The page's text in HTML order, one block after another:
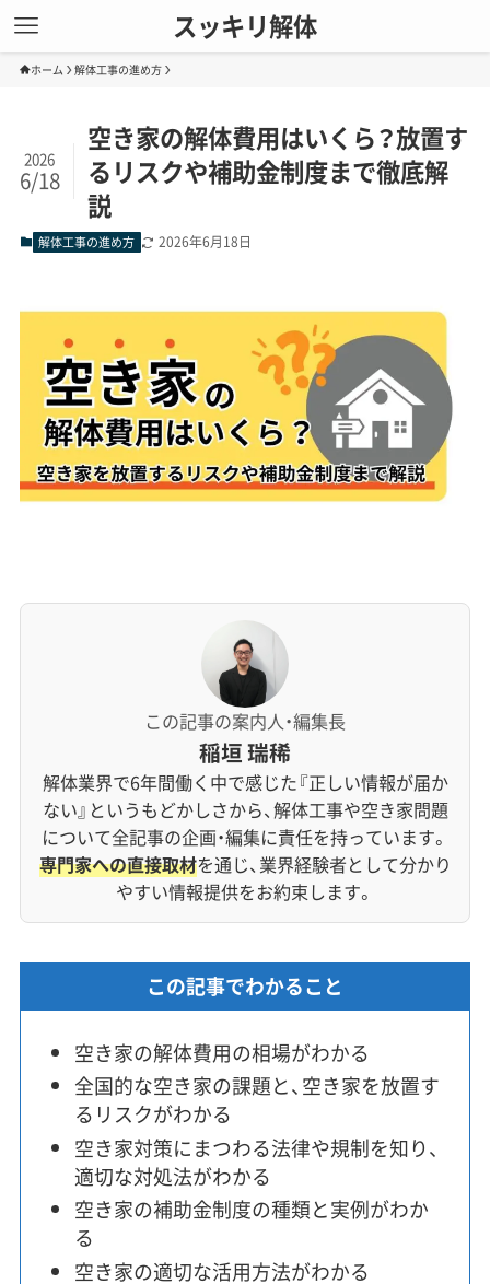
スッキリ解体
ホーム 解体工事の進め方
空き家の解体費用はいくら？放置す
るリスクや補助金制度まで徹底解
説
2026
6/18
解体工事の進め方 2026年6月18日
この記事の案内人・編集長
稲垣 瑞稀
解体業界で6年間働く中で感じた『正しい情報が届か
ない』というもどかしさから、解体工事や空き家問題
について全記事の企画・編集に責任を持っています。
専門家への直接取材を通じ、業界経験者として分かり
やすい情報提供をお約束します。
この記事でわかること
空き家の解体費用の相場がわかる
全国的な空き家の課題と、空き家を放置す
るリスクがわかる
空き家対策にまつわる法律や規制を知り、
適切な対処法がわかる
空き家の補助金制度の種類と実例がわか
る
空き家の適切な活用方法がわかる